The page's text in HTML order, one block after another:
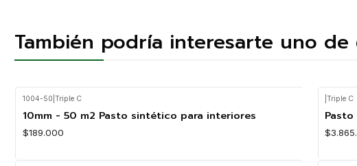
También podría interesarte uno de
1004-50 Triple C
10mm - 50 m2 Pasto sintético para interiores
$189.000
|Triple C